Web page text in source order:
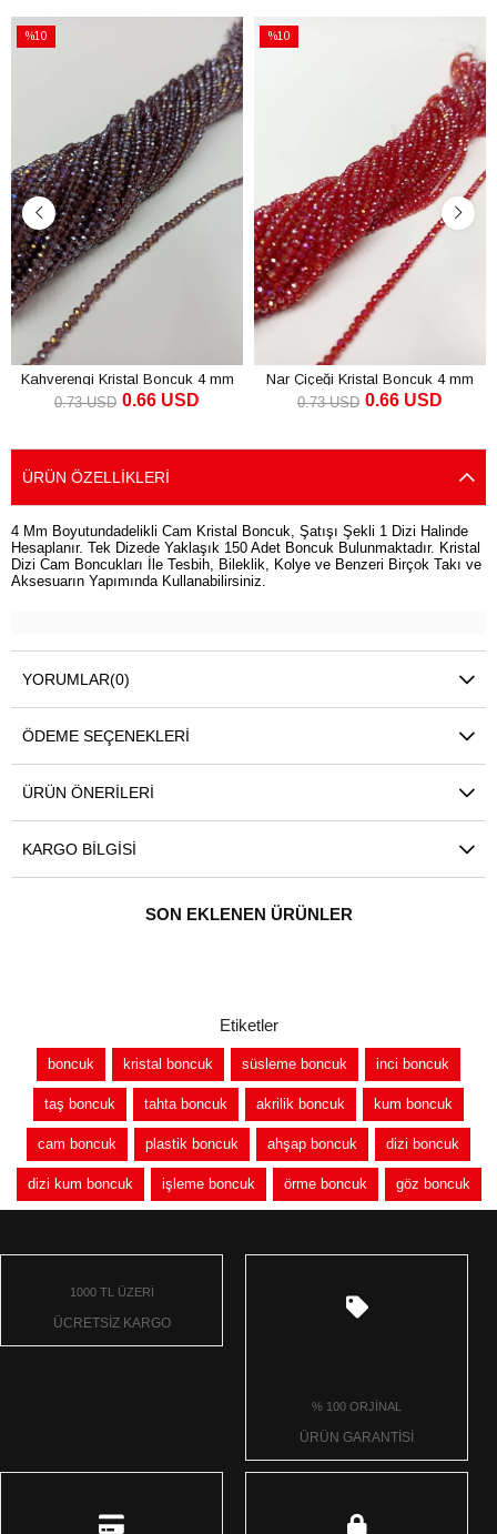
%10
Kahverengi Kristal Boncuk 4 mm
0.66 USD
0.73 USD
%10
Nar Çiçeği Kristal Boncuk 4 mm
0.66 USD
0.73 USD
ÜRÜN ÖZELLIKLERI
4 Mm Boyutundadelikli Cam Kristal Boncuk, Şatışı Şekli 1 Dizi Halinde
Hesaplanır. Tek Dizede Yaklaşık 150 Adet Boncuk Bulunmaktadır. Kristal
Dizi Cam Boncukları İle Tesbih, Bileklik, Kolye ve Benzeri Birçok Takı ve
Aksesuarın Yapımında Kullanabilirsiniz.
YORUMLAR(0)
ÖDEME SEÇENEKLERI
ÜRÜN ÖNERILERI
KARGO BILGISI
SON EKLENEN ÜRÜNLER
Etiketler
boncuk kristal boncuk süsleme boncuk inci boncuk
taş boncuk tahta boncuk akrilik boncuk kum boncuk
cam boncuk plastik boncuk ahşap boncuk dizi boncuk
dizi kum boncuk işleme boncuk örme boncuk göz boncuk
1000 TL ÜZERİ
ÜCRETSİZ KARGO
% 100 ORJİNAL
ÜRÜN GARANTİSİ